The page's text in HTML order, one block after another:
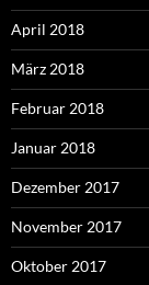
April 2018
März 2018
Februar 2018
Januar 2018
Dezember 2017
November 2017
Oktober 2017